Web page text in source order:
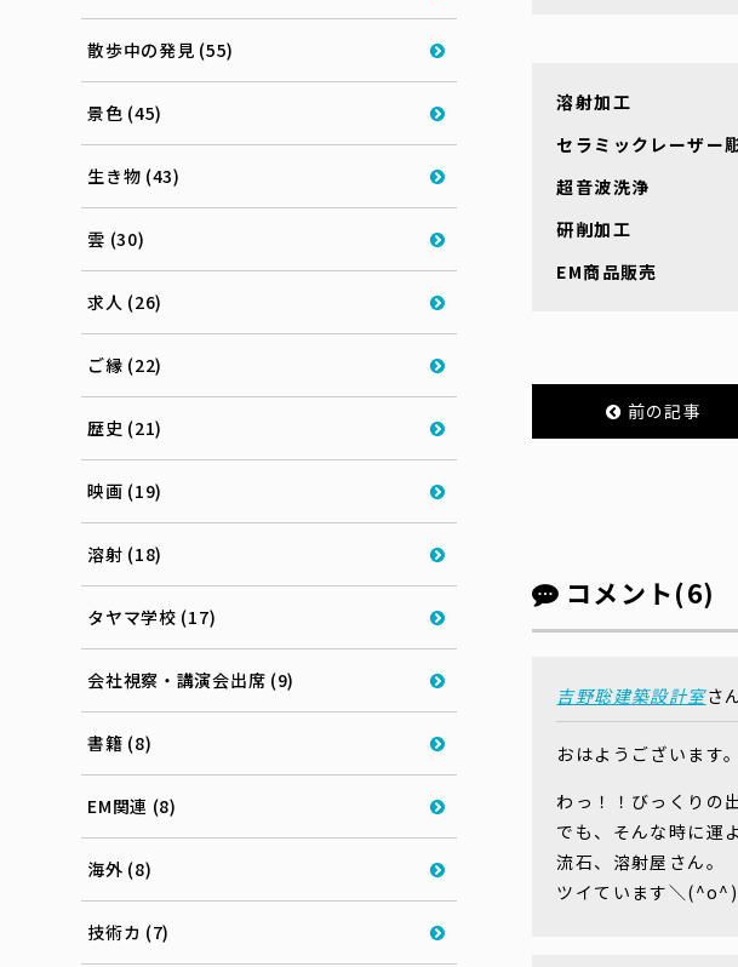
溶射加工
セラミックレーザー
超音波洗浄
研削加工
EM商品販売
前の記事
コメント(6)
吉野聡建築設計室さ
おはようございます。
わっ！！びっくりの
でも、そんな時に運
流石、溶射屋さん。
ツイています＼
散歩中の発見 (55)
景色 (45)
生き物 (43)
雲 (30)
求人 (26)
ご縁 (22)
歴史 (21)
映画 (19)
溶射 (18)
タヤマ学校 (17)
会社視察・講演会出席 (9)
書籍 (8)
EM関連 (8)
海外 (8)
技術カ (7)